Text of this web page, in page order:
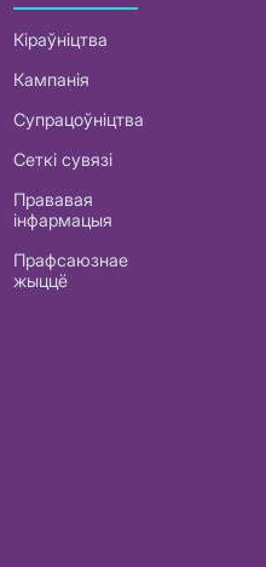
Кіраўніцтва
Кампанія
Супрацоўніцтва
Сеткі сувязі
Прававая
інфармацыя
Прафсаюзнае
жыццё